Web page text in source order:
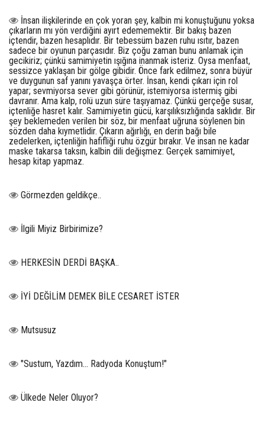
İnsan ilişkilerinde en çok yoran şey, kalbin mi konuştuğunu yoksa
çıkarların mı yön verdiğini ayırt edememektir. Bir bakış bazen
içtendir, bazen hesaplıdır. Bir tebessüm bazen ruhu ısıtır, bazen
sadece bir oyunun parçasıdır. Biz çoğu zaman bunu anlamak için
gecikiriz; çünkü samimiyetin ışığına inanmak isteriz. Oysa menfaat,
sessizce yaklaşan bir gölge gibidir. Önce fark edilmez, sonra büyür
ve duygunun saf yanını yavaşça örter. İnsan, kendi çıkarı için rol
yapar; sevmiyorsa sever gibi görünür, istemiyorsa istermiş gibi
davranır. Ama kalp, rolü uzun süre taşıyamaz. Çünkü gerçeğe susar,
içtenliğe hasret kalır. Samimiyetin gücü, karşılıksızlığında saklıdır. Bir
şey beklemeden verilen bir söz, bir menfaat uğruna söylenen bin
sözden daha kıymetlidir. Çıkarın ağırlığı, en derin bağı bile
zedelerken, içtenliğin hafifliği ruhu özgür bırakır. Ve insan ne kadar
maske takarsa taksın, kalbin dili değişmez: Gerçek samimiyet,
hesap kitap yapmaz.
Görmezden geldikçe..
İlgili Miyiz Birbirimize?
HERKESİN DERDİ BAŞKA..
İYİ DEĞİLİM DEMEK BİLE CESARET İSTER
Mutsusuz
"Sustum, Yazdım... Radyoda Konuştum!"
Ülkede Neler Oluyor?